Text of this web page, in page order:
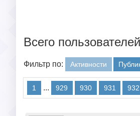
Всего
Фильтр по: Активности
1 ... 929 930 931 932